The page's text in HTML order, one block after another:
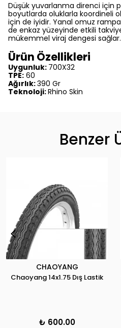
Düşük yuvarlanma direnci için
boyutlarda oluklarla koordineli
için de iyidir. Yanal omuz
de enkaz yüzeyinde etkili
mükemmel viraj dengesi sağlar.
Ürün Özellikleri
Uygunluk: 700X32
TPE: 60
Ağırlık:390 Gr
Teknoloji:Rhino Skin
Benzer
CHAOYANG
Chaoyang 14x1.75 Dış Lastik
₺ 600.00